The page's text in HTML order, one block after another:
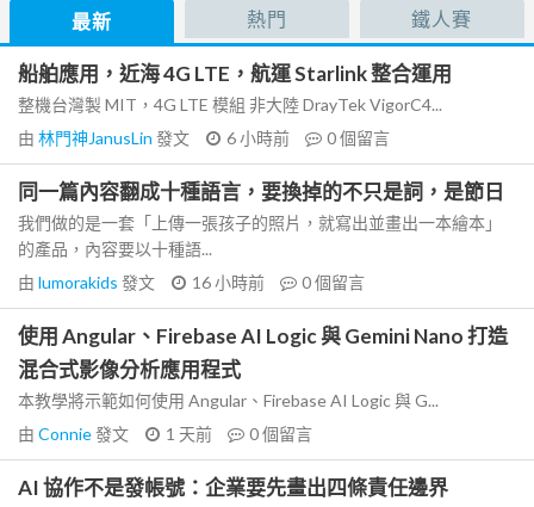
最新 熱門 鐵人賽
船舶應用，近海 4G LTE，航運 Starlink 整合運用
整機台灣製 MIT，4G LTE 模組 非大陸 DrayTek VigorC4...
由 林門神JanusLin 發文 6 小時前 0個留言
同一篇內容翻成十種語言，要換掉的不只是詞，是節日
我們做的是一套「上傳一張孩子的照片，就寫出並畫出一本繪本」
的產品，內容要以十種語...
由 lumorakids 發文 16 小時前 0個留言
使用 Angular、Firebase AI Logic 與 Gemini Nano 打造
混合式影像分析應用程式
本教學將示範如何使用 Angular、Firebase AI Logic 與 G...
由 Connie發文 1 天前 0個留言
AI 協作不是發帳號：企業要先畫出四條責任邊界